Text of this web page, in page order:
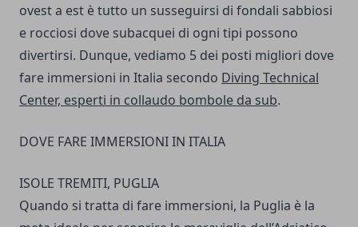
ovest a est è tutto un susseguirsi di fondali sabbiosi
e rocciosi dove subacquei di ogni tipi possono
divertirsi. Dunque, vediamo 5 dei posti migliori dove
fare immersioni in Italia secondo Diving Technical
Center, esperti in collaudo bombole da sub.
DOVE FARE IMMERSIONI IN ITALIA
ISOLE TREMITI, PUGLIA
Quando si tratta di fare immersioni, la Puglia è la